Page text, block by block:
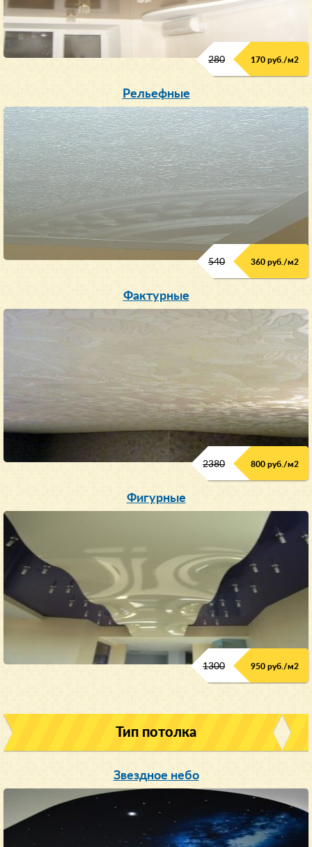
280 170 руб./м2
Рельефные
540 360 руб./м2
Фактурные
2380 800 руб./м2
Фигурные
1300 950 руб./м2
Тип потолка
Звездное небо